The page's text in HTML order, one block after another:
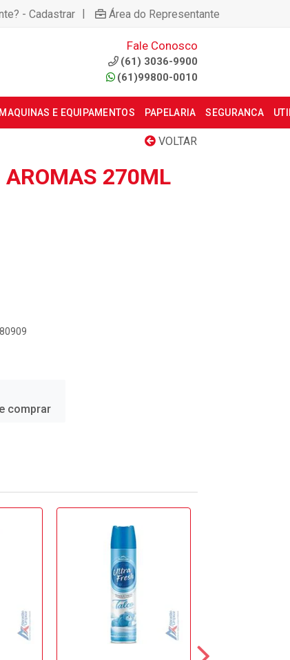
- Cadastrar | Área do Representante
Fale Conosco
(61) 3036-9900
(61)99800-0010
MAQUINAS E EQUIPAMENTOS PAPELARIA SEGURANCA
VOLTAR
AROMAS 270ML
comprar